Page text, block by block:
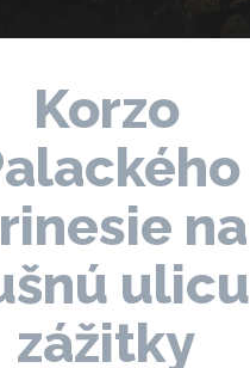
Korzo
na
ulicu
zážitky